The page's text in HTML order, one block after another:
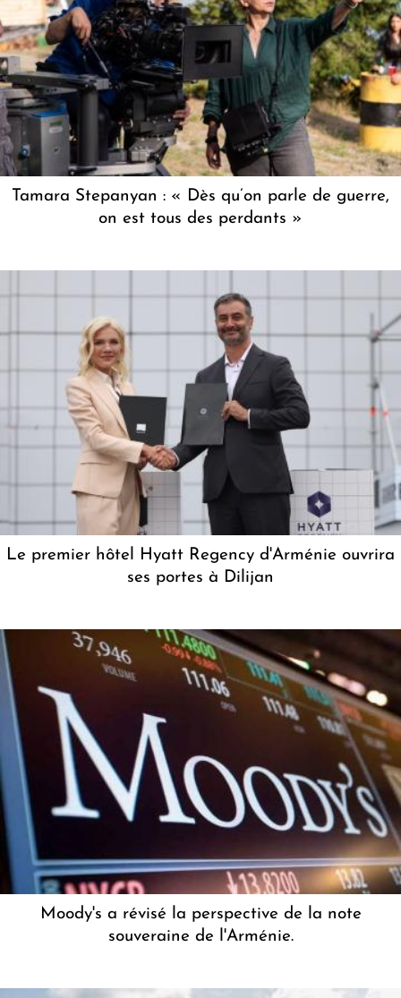
Tamara Stepanyan : « Dès qu’on parle de guerre,
on est tous des perdants »
Le premier hôtel Hyatt Regency d'Arménie ouvrira
ses portes à Dilijan
Moody's a révisé la perspective de la note
souveraine de l'Arménie.